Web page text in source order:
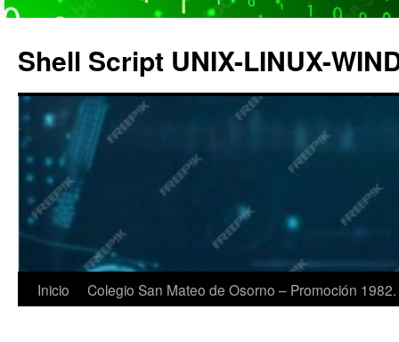
contenido
Shell Script UNIX-LINUX-
Inicio Colegio San Mateo de Osorno – Promoción 1982.